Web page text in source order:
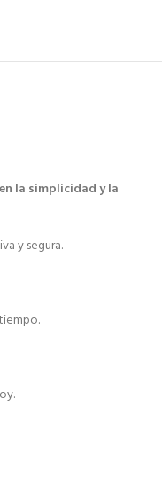
la simplicidad y la
y segura.